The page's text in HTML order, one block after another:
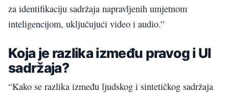
za identifikaciju sadržaja napravljenih umjetnom
inteligencijom, uključujući video i audio.”
Koja je razlika između pravog i UI
sadržaja?
“Kako se razlika između ljudskog i sintetičkog sadržaja